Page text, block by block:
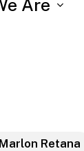
Are
Marlon Retana